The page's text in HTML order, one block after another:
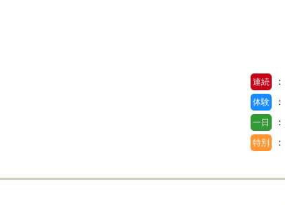
連続 ：
体験 ：
一日 ：
特別 ：